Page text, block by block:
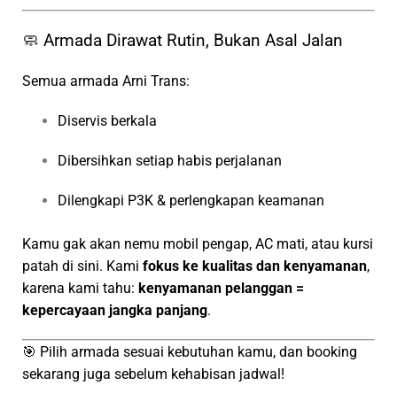
🧼 Armada Dirawat Rutin, Bukan Asal Jalan
Semua armada Arni Trans:
Diservis berkala
Dibersihkan setiap habis perjalanan
Dilengkapi P3K & perlengkapan keamanan
Kamu gak akan nemu mobil pengap, AC mati, atau kursi
patah di sini. Kami fokus ke kualitas dan kenyamanan,
karena kami tahu: kenyamanan pelanggan =
kepercayaan jangka panjang.
🎯 Pilih armada sesuai kebutuhan kamu, dan booking
sekarang juga sebelum kehabisan jadwal!